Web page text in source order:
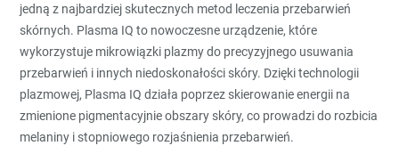
jedną z najbardziej skutecznych metod leczenia przebarwień
skórnych. Plasma IQ to nowoczesne urządzenie, które
wykorzystuje mikrowiązki plazmy do precyzyjnego usuwania
przebarwień i innych niedoskonałości skóry. Dzięki technologii
plazmowej, Plasma IQ działa poprzez skierowanie energii na
zmienione pigmentacyjnie obszary skóry, co prowadzi do rozbicia
melaniny i stopniowego rozjaśnienia przebarwień.